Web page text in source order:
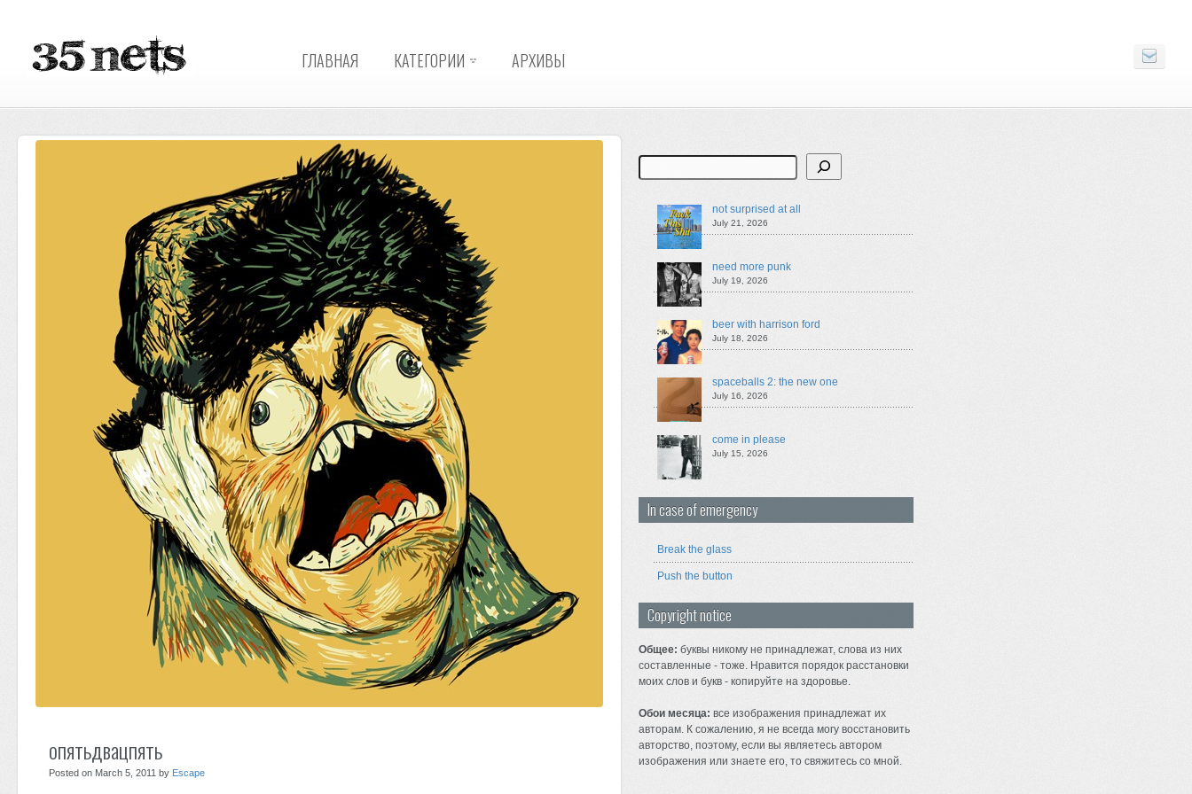
ГЛАВНАЯ КАТЕГОРИИ АРХИВЫ
опятьдвацпять
Posted on March 5, 2011 by Escape
Search
not surprised at all
July 21, 2026
need more punk
July 19, 2026
beer with harrison ford
July 18, 2026
spaceballs 2: the new one
July 16, 2026
come in please
July 15, 2026
In case of emergency
Break the glass
Push the button
Copyright notice
Общее: буквы никому не принадлежат, слова из них
составленные - тоже. Нравится порядок расстановки
моих слов и букв - копируйте на здоровье.
Обои месяца: все изображения принадлежат их
авторам. К сожалению, я не всегда могу восстановить
авторство, поэтому, если вы являетесь автором
изображения или знаете его, то свяжитесь со мной.